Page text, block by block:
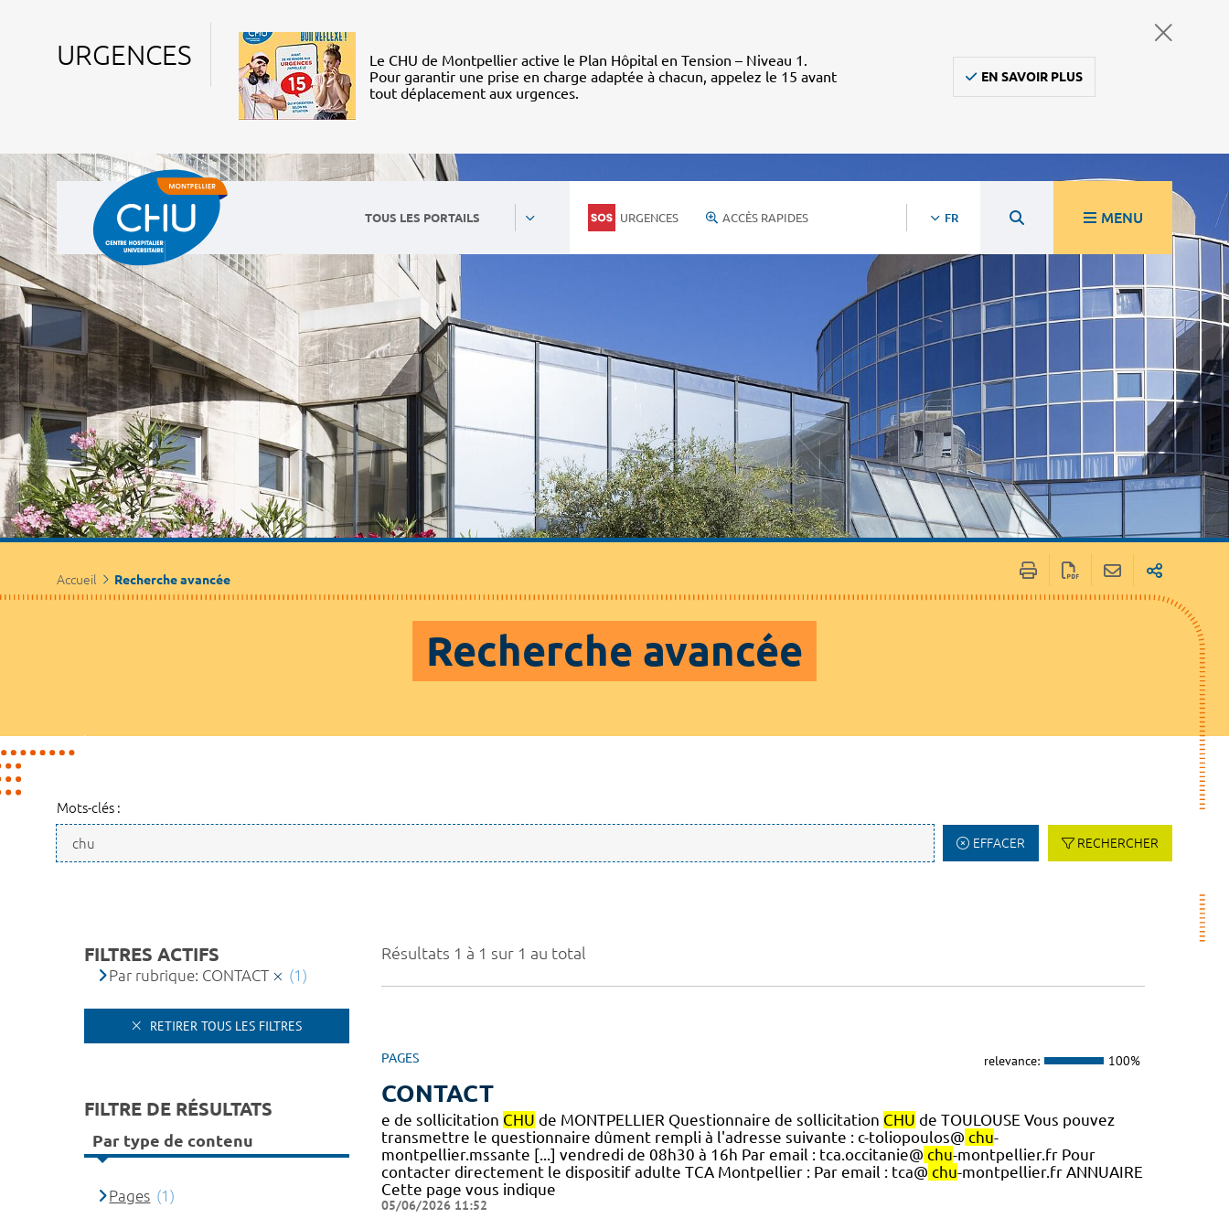
URGENCES
Le CHU de Montpellier active le Plan Hôpital en Tension – Niveau 1.
Pour garantir une prise en charge adaptée à chacun, appelez le 15 avant
tout déplacement aux urgences.
EN SAVOIR PLUS
TOUS LES PORTAILS URGENCES ACCÈS RAPIDES FR MENU
Accueil Recherche avancée
Recherche avancée
Mots-clés :
EFFACER RECHERCHER
Résultats 1 à 1 sur 1 au total
PAGES relevance: 100%
CONTACT
e de sollicitation CHU de MONTPELLIER Questionnaire de sollicitation CHU de TOULOUSE Vous pouvez
transmettre le questionnaire dûment rempli à l'adresse suivante : c-toliopoulos@ chu-
montpellier.mssante [...] vendredi de 08h30 à 16h Par email : tca.occitanie@ chu-montpellier.fr Pour
contacter directement le dispositif adulte TCA Montpellier : Par email : tca@ chu-montpellier.fr ANNUAIRE
Cette page vous indique
05/06/2026 11:52
FILTRES ACTIFS
Par rubrique: CONTACT (1)
RETIRER TOUS LES FILTRES
FILTRE DE RÉSULTATS
Par type de contenu
Pages (1)